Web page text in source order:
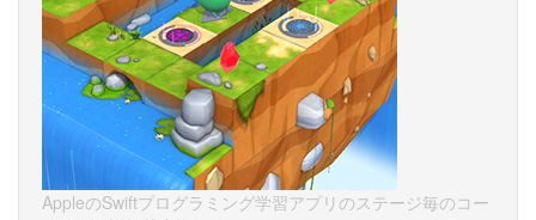
AppleのSwiftプログラミング学習アプリのステージ毎のコー